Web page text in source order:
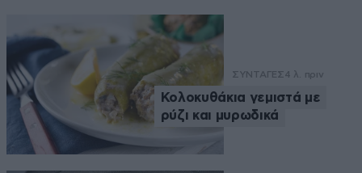
ΣΥΝΤΑΓΕΣ4 λ. πριν
Κολοκυθάκια γεμιστά με
ρύζι και μυρωδικά